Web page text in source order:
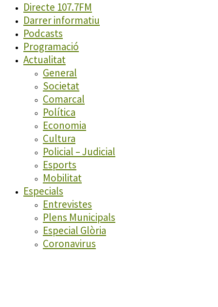
Directe 107.7FM
Darrer informatiu
Podcasts
Programació
Actualitat
General
Societat
Comarcal
Política
Economia
Cultura
Policial – Judicial
Esports
Mobilitat
Especials
Entrevistes
Plens Municipals
Especial Glòria
Coronavirus